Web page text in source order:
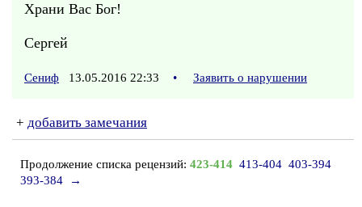
Храни Вас Бог!
Сергей
Сениф 13.05.2016 22:33 • Заявить о нарушении
+ добавить замечания
Продолжение списка рецензий: 423-414 413-404 403-394
393-384
→